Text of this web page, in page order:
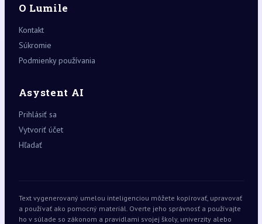
O Lumile
Kontakt
Súkromie
Podmienky používania
Asystent AI
Prihlásiť sa
Vytvoriť účet
Hľadať
Text vygenerovaný umelou inteligenciou môžete kopírovať, upravovať
a používať ako pomocný materiál. Overte jeho správnosť a používajte
ho v súlade so zákonom a pravidlami svojej školy, univerzity alebo